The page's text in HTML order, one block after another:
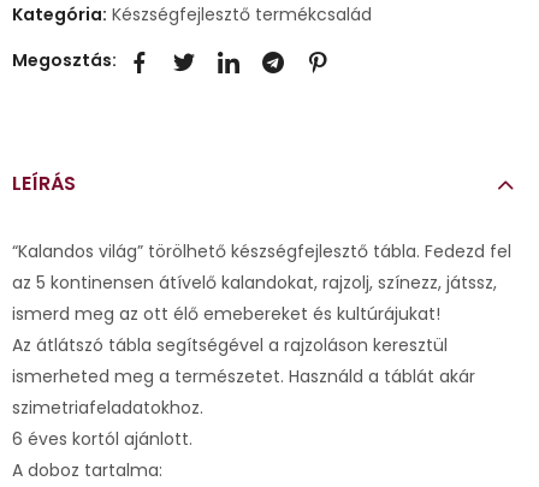
Kategória: Készségfejlesztő termékcsalád
Megosztás:
LEÍRÁS
“Kalandos világ” törölhető készségfejlesztő tábla. Fedezd fel
az 5 kontinensen átívelő kalandokat, rajzolj, színezz, játssz,
ismerd meg az ott élő emebereket és kultúrájukat!
Az átlátszó tábla segítségével a rajzoláson keresztül
ismerheted meg a természetet. Használd a táblát akár
szimetriafeladatokhoz.
6 éves kortól ajánlott.
A doboz tartalma: